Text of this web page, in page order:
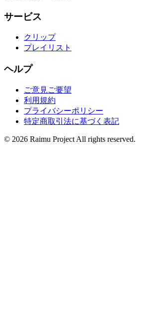
サービス
クリップ
プレイリスト
ヘルプ
ご意見ご要望
利用規約
プライバシーポリシー
特定商取引法に基づく表記
© 2026 Raimu Project All rights reserved.